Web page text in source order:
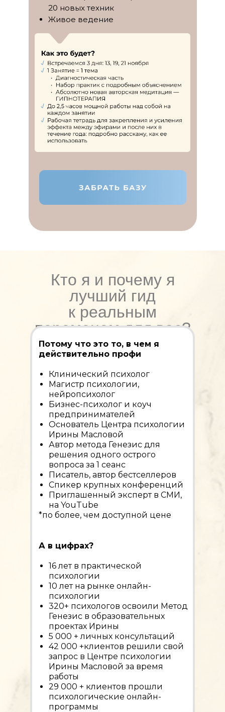
20 новых техник
Живое ведение
Кто я и почему я
лучший гид
к реальным
переменам для вас?
А в цифрах?
16 лет в практической
психологии
10 лет на рынке онлайн-
психологии
320+ психологов освоили Метод
Генезис в образовательных
проектах Ирины
5 000 + личных консультаций
42 000 +клиентов решили свой
запрос в Центре психологии
Ирины Масловой за время
работы
29 000 + клиентов прошли
психологические онлайн-
программы
Потому что это то, в чем я
действительно профи
Клинический психолог
Магистр психологии,
нейропсихолог
Бизнес-психолог и коуч
предпринимателей
Основатель Центра психологии
Ирины Масловой
Автор метода Генезис для
решения одного острого
вопроса за 1 сеанс
Писатель, автор бестселлеров
Спикер крупных конференций
Приглашенный эксперт в СМИ,
на YouTube
*по более, чем доступной цене